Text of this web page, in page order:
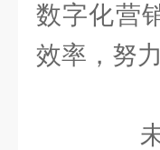
数字化营
效率，努
未